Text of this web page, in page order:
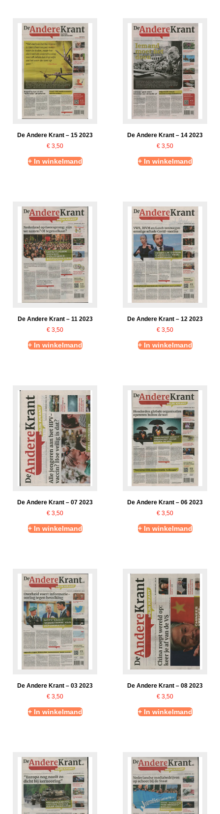
De Andere Krant – 15 2023
€ 3,50
+ In winkelmand
De Andere Krant – 14 2023
€ 3,50
+ In winkelmand
De Andere Krant – 11 2023
€ 3,50
+ In winkelmand
De Andere Krant – 12 2023
€ 3,50
+ In winkelmand
De Andere Krant – 07 2023
€ 3,50
+ In winkelmand
De Andere Krant – 06 2023
€ 3,50
+ In winkelmand
De Andere Krant – 03 2023
€ 3,50
+ In winkelmand
De Andere Krant – 08 2023
€ 3,50
+ In winkelmand